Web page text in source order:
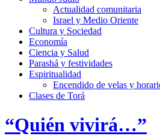
Actualidad comunitaria
Israel y Medio Oriente
Cultura y Sociedad
Economía
Ciencia y Salud
Parashá y festividades
Espiritualidad
Encendido de velas y
Clases de Torá
“Quién vivirá…”